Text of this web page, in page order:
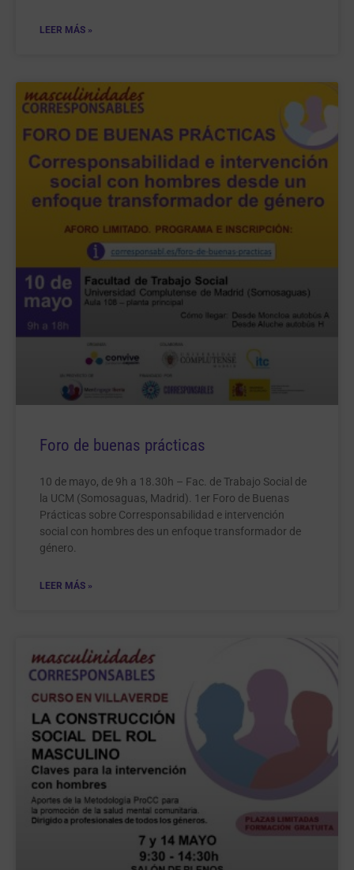
LEER MÁS »
Foro de buenas prácticas
10 de mayo, de 9h a 18.30h – Fac. de Trabajo Social de
la UCM (Somosaguas, Madrid). 1er Foro de Buenas
Prácticas sobre Corresponsabilidad e intervención
social con hombres des un enfoque transformador de
género.
LEER MÁS »